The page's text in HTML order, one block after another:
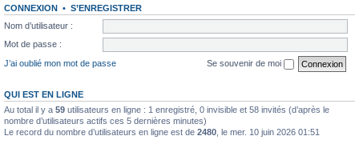
CONNEXION • S’ENREGISTRER
Nom d’utilisateur :
Mot de passe :
J’ai oublié mon mot de passe
Se souvenir de moi
QUI EST EN LIGNE
Au total il y a 59 utilisateurs en ligne : 1 enregistré, 0 invisible et 58 invités (d’après le
nombre d’utilisateurs actifs ces 5 dernières minutes)
Le record du nombre d’utilisateurs en ligne est de 2480 , le mer. 10 juin 2026 01:51